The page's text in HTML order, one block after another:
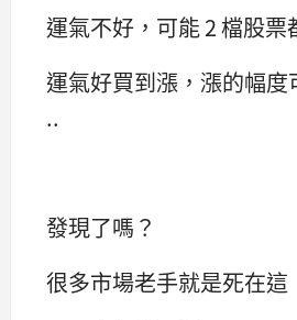
運氣不好，可能 2 檔股票
運氣好買到漲，漲的幅度
..
發現了嗎？
很多市場老手就是死在這